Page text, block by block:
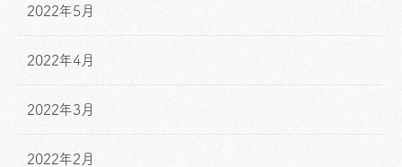
2022年5月
2022年4月
2022年3月
2022年2月